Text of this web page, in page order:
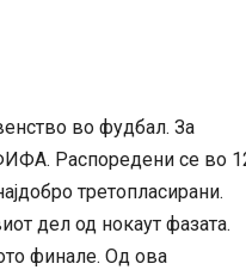
во фудбал. За
Распоредени се во
третопласирани.
дел од нокаут фазата.
финале. Од ова